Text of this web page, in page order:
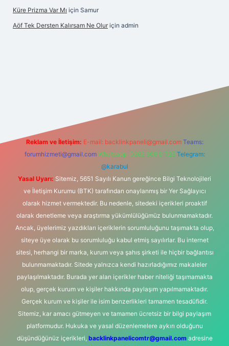
Küre Prizma Var Mı için Samur
Aöf Tek Dersten Kalırsam Ne Olur için admin
Reklam ve İletişim: E-mail: backlinkpaneli@gmail.com Teams:
forumhizmeti@gmail.com Whatsapp: 0262 606 0 726 Telegram:
@karabul
Yasal Uyarı: Sitemiz, 5651 Sayılı Kanun gereğince Bilgi Teknolojileri
ve İletişim Kurumu (BTK) tarafından onaylanmış bir Yer Sağlayıcı
olarak hizmet vermektedir. Bu nedenle, sitedeki içerikleri proaktif
olarak denetleme veya araştırma yükümlülüğümüz bulunmamaktadır.
Ancak, üyelerimiz yazdıkları içeriklerin sorumluluğunu taşımakta olup,
siteye üye olarak bu sorumluluğu kabul etmiş sayılırlar. Bu internet
sitesi, herhangi bir marka, kurum veya şahıs şirketi ile hiçbir bağlantısı
bulunmamaktadır. Sitede yalnızca kendi hazırladığımız makaleler
paylaşılmaktadır. Burada yer alan içerikler haber niteliği taşımamakta
olup, gerçek kurum ve kişiler hakkında paylaşım yapılmamaktadır.
Gerçek kurum ve kişiler ile isim benzerlikleri tamamen tesadüfidir.
Sitemiz, kar amacı gütmeyen ve tamamen ücretsiz bir bilgi paylaşım
platformudur. Hukuka ve yasal düzenlemelere aykırı olduğunu
düşündüğünüz içerikleri, backlinkpanelicomtr@gmail.comadresine